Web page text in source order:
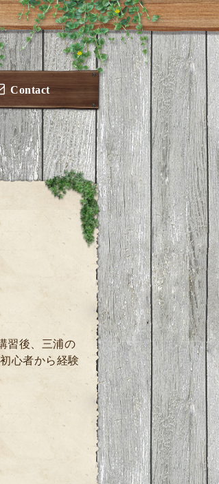
Contact
習後、三浦の
心者から経験